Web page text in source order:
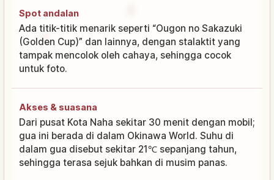
Spot andalan
Ada titik-titik menarik seperti “Ougon no Sakazuki
(Golden Cup)” dan lainnya, dengan stalaktit yang
tampak mencolok oleh cahaya, sehingga cocok
untuk foto.
Akses & suasana
Dari pusat Kota Naha sekitar 30 menit dengan mobil;
gua ini berada di dalam Okinawa World. Suhu di
dalam gua disebut sekitar 21℃ sepanjang tahun,
sehingga terasa sejuk bahkan di musim panas.